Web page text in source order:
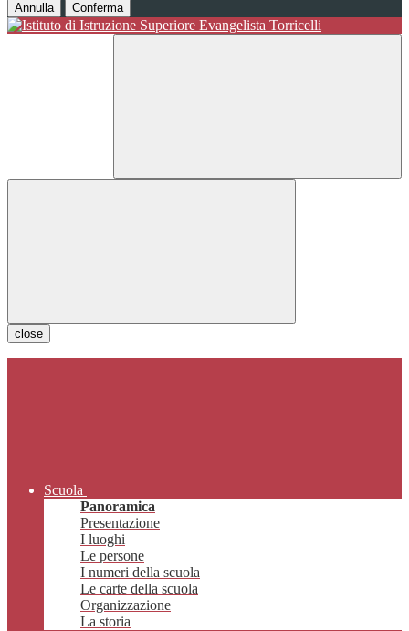
Annulla Conferma
close
Scuola
Panoramica
Presentazione
I luoghi
Le persone
I numeri della scuola
Le carte della scuola
Organizzazione
La storia